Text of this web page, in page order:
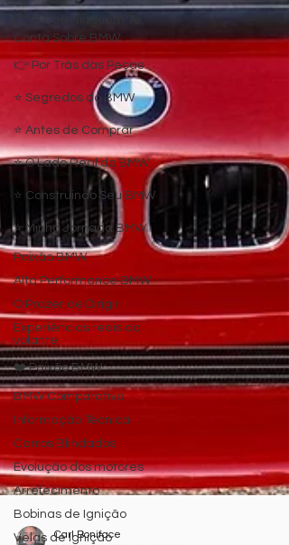
Conta Sobre BMW
👉 Por Trás das Peças
⭐ Segredos do BMW
⭐ Antes de Comprar
⭐ O Lado Real do BMW
⭐ Construindo Seu BMW
⭐ Minha Jornada BMW
Paixão BMW
Alta Performance BMW
O Prazer de Dirigir
Experiências reais ao
volante
❤️ Paixão BMW
BMW Comparativo
Informação Técnica
Carros Blindados
Evolução dos motores
Arrefecimento
Bobinas de Ignição
Velas de Ignição